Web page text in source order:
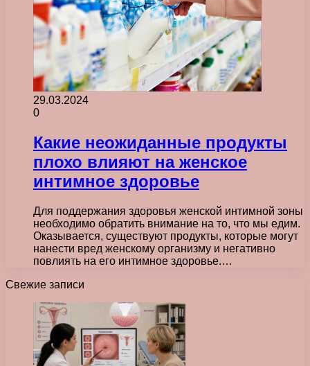
29.03.2024
0
Какие неожиданные продукты
плохо влияют на женское
интимное здоровье
Для поддержания здоровья женской интимной зоны
необходимо обратить внимание на то, что мы едим.
Оказывается, существуют продукты, которые могут
нанести вред женскому организму и негативно
повлиять на его интимное здоровье.…
Свежие записи